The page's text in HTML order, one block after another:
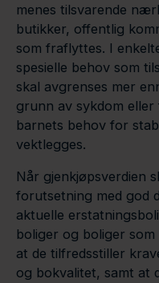
menes tilsvarende
butikker, offentlig
som fraflyttes. I
spesielle behov som
skal avgrenses mer
grunn av sykdom
barnets behov for
vektlegges.
Når gjenkjøpsverdien
forutsetning med god
aktuelle
boliger og boliger
at de tilfredsstiller
og bokvalitet, samt at